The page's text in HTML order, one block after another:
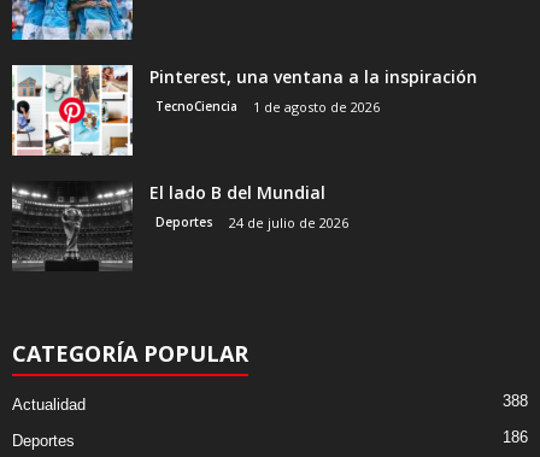
Pinterest, una ventana a la inspiración
TecnoCiencia 1 de agosto de 2026
El lado B del Mundial
Deportes 24 de julio de 2026
CATEGORÍA POPULAR
Actualidad 388
Deportes 186